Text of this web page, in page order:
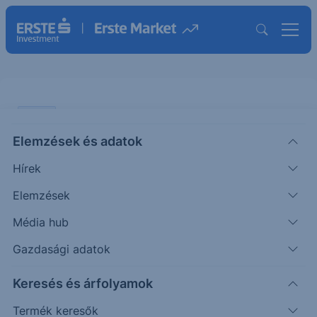
Elemzések és adatok
Hírek
Elemzések
Média hub
Gazdasági adatok
Keresés és árfolyamok
Termék keresők
Nasdaq, és azóta szinte minden nap új történelmi
csúcsot ér...